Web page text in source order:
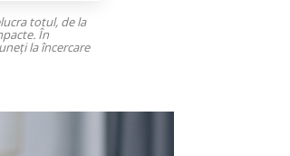
totul, de la
În
la încercare